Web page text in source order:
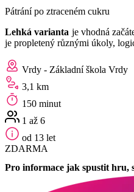
Pátrání po ztraceném cukru
Lehká varianta je vhodná
je propletený různými úkoly,
Vrdy - Základní škola Vrdy
3,1 km
150 minut
1 až 6
od 13 let
ZDARMA
Pro informace jak spustit hru,